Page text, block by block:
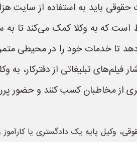
باید به استفاده از سایت
است که به وکلا کمک می‌کند
تا خدمات خود را در محیطی
فیلم‌های تبلیغاتی از
از مخاطبان کسب کنند و حضور
وکیل پایه یک دادگستری یا